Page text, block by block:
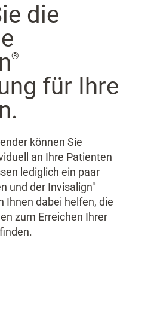
die
®
für Ihre
können Sie
an Ihre Patienten
lediglich ein paar
und der Invisalign®
Ihnen dabei helfen, die
zum Erreichen Ihrer